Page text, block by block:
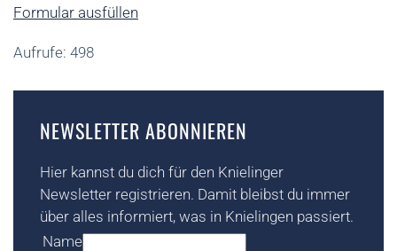
Formular ausfüllen
Aufrufe: 498
NEWSLETTER ABONNIEREN
Hier kannst du dich für den Knielinger
Newsletter registrieren. Damit bleibst du immer
über alles informiert, was in Knielingen passiert.
Name